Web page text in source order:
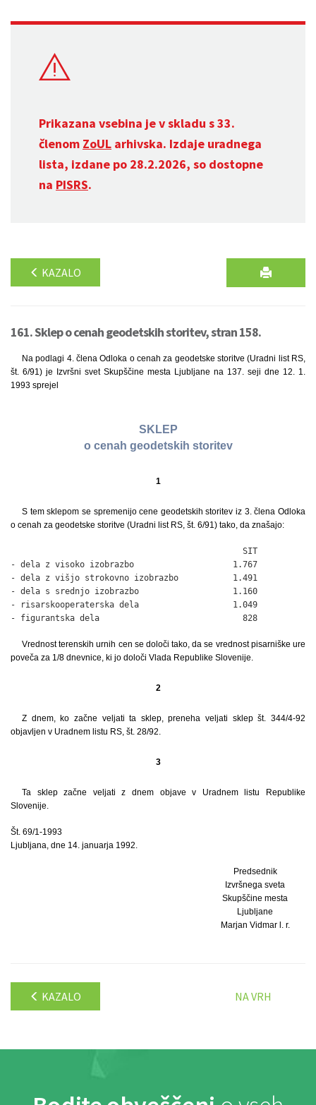
Prikazana vsebina je v skladu s 33.
členom ZoUL arhivska. Izdaje uradnega
lista, izdane po 28.2.2026, so dostopne
na PISRS.
KAZALO
161. Sklep o cenah geodetskih storitev, stran 158.
Na podlagi 4. člena Odloka o cenah za geodetske storitve (Uradni list RS,
št. 6/91) je Izvršni svet Skupščine mesta Ljubljane na 137. seji dne 12. 1.
1993 sprejel
SKLEP
o cenah geodetskih storitev
1
S tem sklepom se spremenijo cene geodetskih storitev iz 3. člena Odloka
o cenah za geodetske storitve (Uradni list RS, št. 6/91) tako, da znašajo:
SIT
- dela z visoko izobrazbo                    1.767
- dela z višjo strokovno izobrazbo           1.491
- dela s srednjo izobrazbo                   1.160
- risarskooperaterska dela                   1.049
- figurantska dela                             828
Vrednost terenskih urnih cen se določi tako, da se vrednost pisarniške ure
poveča za 1/8 dnevnice, ki jo določi Vlada Republike Slovenije.
2
Z dnem, ko začne veljati ta sklep, preneha veljati sklep št. 344/4-92
objavljen v Uradnem listu RS, št. 28/92.
3
Ta sklep začne veljati z dnem objave v Uradnem listu Republike
Slovenije.
Št. 69/1-1993
Ljubljana, dne 14. januarja 1992.
Predsednik
Izvršnega sveta
Skupščine mesta
Ljubljane
Marjan Vidmar l. r.
KAZALO NA VRH